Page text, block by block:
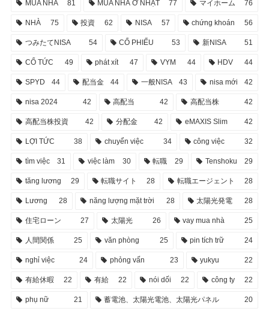
MUA NHÀ 81 MUA NHÀ Ở NHẬT 77 マイホーム 76
NHÀ 75 投資 62 NISA 57 chứng khoán 56
つみたてNISA 54 CỔ PHIẾU 53 新NISA 51
CỔ TỨC 49 phát xít 47 VYM 44 HDV 44
SPYD 44 配当金 44 一般NISA 43 nisa mới 42
nisa 2024 42 高配当 42 高配当株 42
高配当株投資 42 分配金 42 eMAXIS Slim 42
LỢI TỨC 38 chuyển việc 34 công việc 32
tìm việc 31 việc làm 30 転職 29 Tenshoku 29
tăng lương 29 転職サイト 28 転職エージェント 28
Lương 28 năng lượng mặt trời 28 太陽光発電 28
住宅ローン 27 太陽光 26 vay mua nhà 25
人間関係 25 văn phòng 25 pin tích trữ 24
nghỉ việc 24 phỏng vấn 23 yukyu 22
有給休暇 22 有給 22 nói dối 22 công ty 22
phụ nữ 21 蓄電池、太陽光電池、太陽光パネル 20